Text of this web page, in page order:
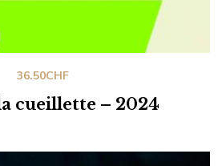
cueillette – 2024
36.50CHF